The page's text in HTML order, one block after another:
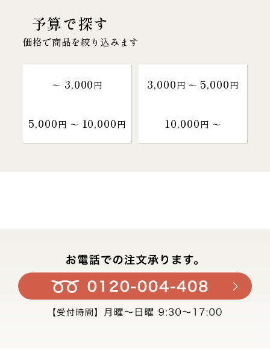
予算で探す
価格で商品を絞り込みます
～ 3,000円 3,000円 〜 5,000円
5,000円 〜 10,000円 10,000円 〜